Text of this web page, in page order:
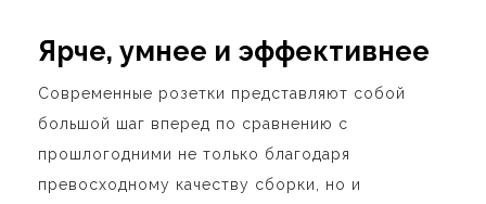
Ярче, умнее и эффективнее
Современные розетки представляют собой
большой шаг вперед по сравнению с
прошлогодними не только благодаря
превосходному качеству сборки, но и